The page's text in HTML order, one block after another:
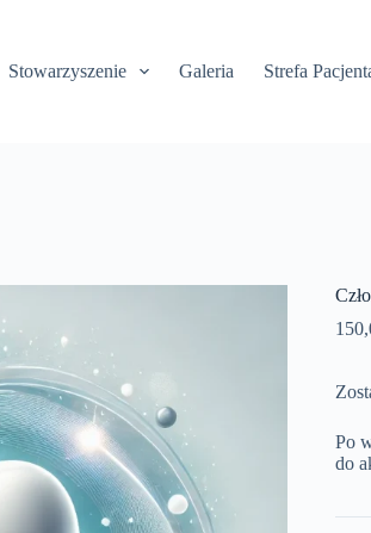
Stowarzyszenie Galeria Strefa
Po
do